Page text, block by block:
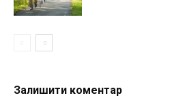
Залишити коментар